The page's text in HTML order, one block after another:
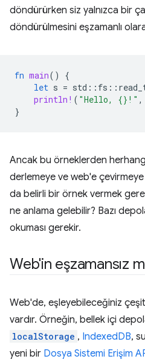
döndürürken siz yalnızca bir
döndürülmesini eşzamanlı
fn main()
{
let s = std :: fs ::
println! ( "Hello, {}!" ,
}
Ancak bu örneklerden
derlemeye ve web'e çevirmeye
da belirli bir örnek vermek
ne anlama gelebilir? Bazı
okuması gerekir.
Web'in eşzamansız
Web'de, eşleyebileceğiniz
vardır. Örneğin, bellek içi
localStorage , IndexedDB,
yeni bir Dosya Sistemi Erişim